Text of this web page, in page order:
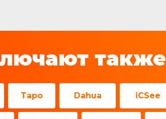
также
Tapo Dahua iCSee